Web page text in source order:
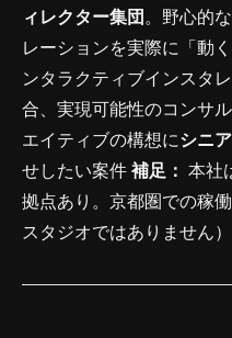
ィレクター集団 。野心的
レーションを実際に「動
ンタラクティブインスタ
合、実現可能性のコンサ
エイティブの構想に シニ
せしたい案件 補足：
本社
拠点あり。京都圏での稼
スタジオではありません）